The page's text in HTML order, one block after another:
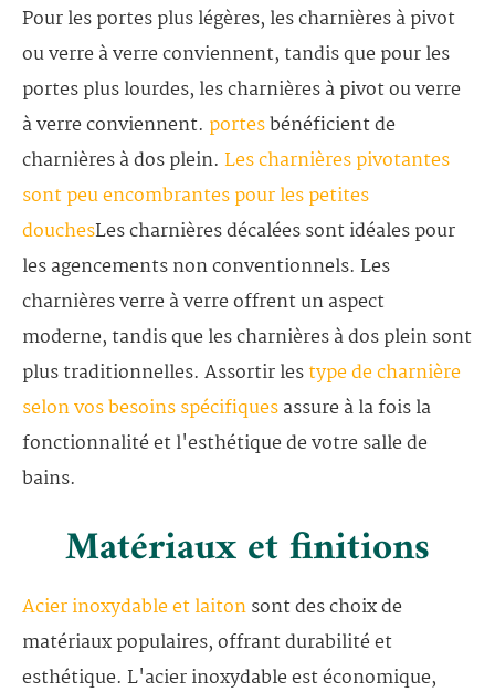
Pour les portes plus légères, les charnières à pivot
ou verre à verre conviennent, tandis que pour les
portes plus lourdes, les charnières à pivot ou verre
à verre conviennent. portesbénéficient de
charnières à dos plein. Les charnières pivotantes
sont peu encombrantes pour les petites
douchesLes charnières décalées sont idéales pour
les agencements non conventionnels. Les
charnières verre à verre offrent un aspect
moderne, tandis que les charnières à dos plein sont
plus traditionnelles. Assortir lestype de charnière
selon vos besoins spécifiquesassure à la fois la
fonctionnalité et l'esthétique de votre salle de
bains.
Matériaux et finitions
Acier inoxydable et laitonsont des choix de
matériaux populaires, offrant durabilité et
esthétique. L'acier inoxydable est économique,